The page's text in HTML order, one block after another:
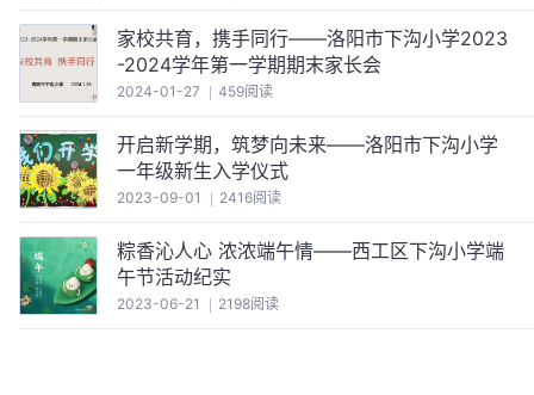
家校共育，携手同行——洛阳市下沟小学2023
-2024学年第一学期期末家长会
2024-01-27 459阅读
开启新学期，筑梦向未来——洛阳市下沟小学
一年级新生入学仪式
2023-09-01 2416阅读
粽香沁人心 浓浓端午情——西工区下沟小学端
午节活动纪实
2023-06-21 2198阅读